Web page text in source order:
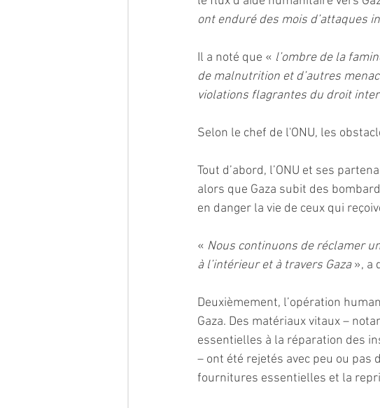
ont enduré des mois d’attaques
Il a noté que « l’ombre de la
de malnutrition et d’autres
violations flagrantes du droit
Selon le chef de l'ONU, les
Tout d’abord, l’ONU et ses
alors que Gaza subit des
en danger la vie de ceux qui
« Nous continuons de réclamer
à l’intérieur et à travers Gaza », a
Deuxièmement, l’opération
Gaza. Des matériaux vitaux –
essentielles à la réparation des
– ont été rejetés avec peu ou pas
fournitures essentielles et la